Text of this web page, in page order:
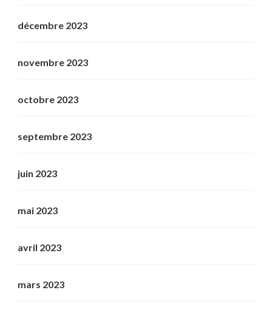
décembre 2023
novembre 2023
octobre 2023
septembre 2023
juin 2023
mai 2023
avril 2023
mars 2023